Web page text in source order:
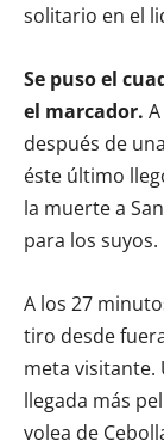
solitario en el
Se puso el
el marcador.
después de
éste último
la muerte a
para los suyos.
A los 27
tiro desde
meta visitante.
llegada más
volea de